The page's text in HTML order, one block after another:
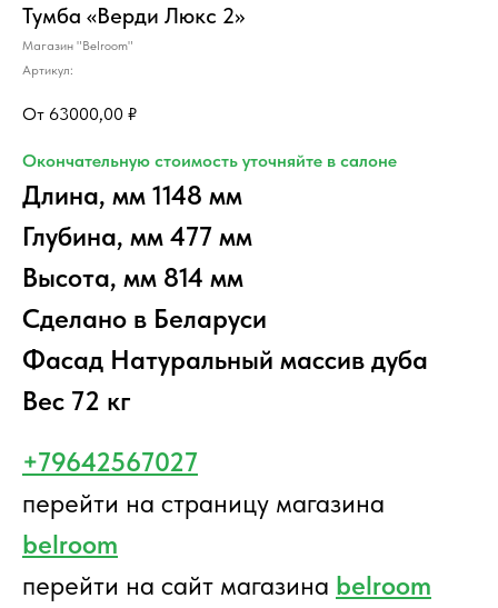
Тумба «Верди Люкс 2»
Магазин "Belroom"
Артикул:
63000,00 ₽
Окончательную стоимость уточняйте в салоне
Длина, мм 1148 мм
Глубина, мм 477 мм
Высота, мм 814 мм
Сделано в Беларуси
Фасад Натуральный массив дуба
Вес 72 кг
+79642567027
перейти на страницу магазина
belroom
перейти на сайт магазина belroom